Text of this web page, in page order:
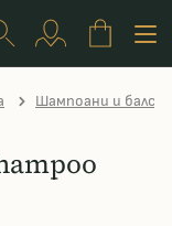
Шампоани и